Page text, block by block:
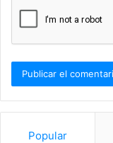
Popular